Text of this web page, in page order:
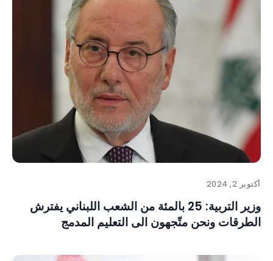
أكتوبر 2, 2024
وزير التربية: 25 بالمئة من الشعب اللبناني يفترش
الطرقات ونحن متّجهون الى التعليم المدمج